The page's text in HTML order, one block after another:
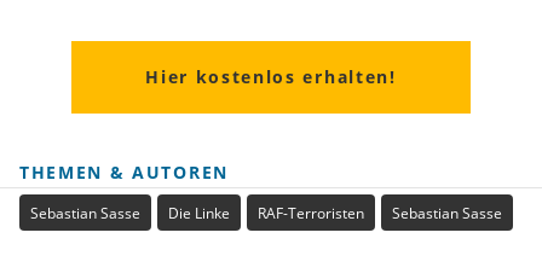
Hier kostenlos erhalten!
THEMEN & AUTOREN
Sebastian Sasse Die Linke RAF-Terroristen Sebastian Sasse